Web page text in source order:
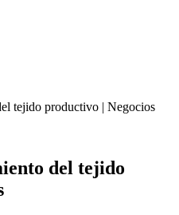
tejido productivo | Negocios
del tejido